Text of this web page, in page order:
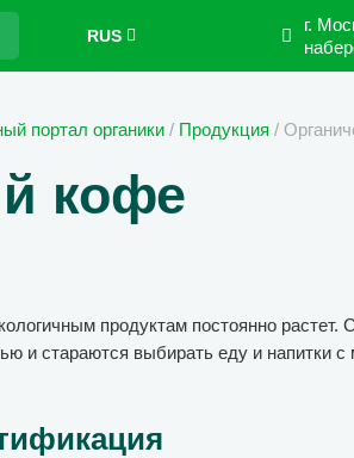
RUS
г.
портал органики / Продукция /
кофе
продуктам постоянно
и стараются выбирать еду и напитки